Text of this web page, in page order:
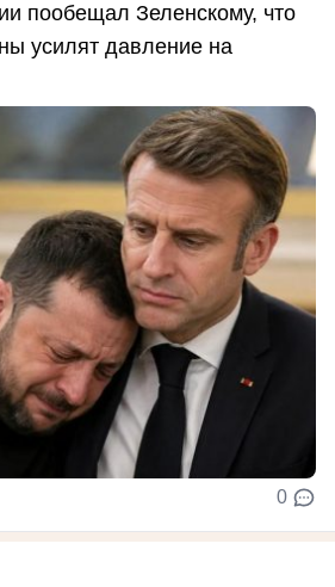
пообещал Зеленскому, что
усилят давление на
0